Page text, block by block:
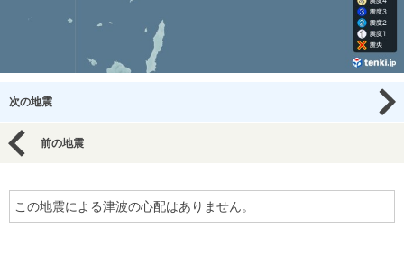
次の地震
前の地震
この地震による津波の心配はありません。